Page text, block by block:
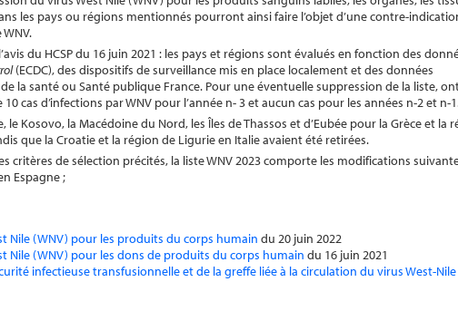
les pays ou régions mentionnés pourront ainsi faire l’objet d’une contre-
du HCSP du 16 juin 2021 : les pays et régions sont évalués en fonction des
(ECDC), des dispositifs de surveillance mis en place localement et des données
la santé ou Santé publique France. Pour une éventuelle suppression de la liste,
cas d’infections par WNV pour l’année n- 3 et aucun cas pour les années n-2 et n-
Kosovo, la Macédoine du Nord, les Îles de Thassos et d’Eubée pour la Grèce et la
que la Croatie et la région de Ligurie en Italie avaient été retirées.
critères de sélection précités, la liste WNV 2023 comporte les modifications
Espagne ;
Nile (WNV) pour les produits du corps humain du 20 juin 2022
Nile (WNV) pour les dons de produits du corps humain du 16 juin 2021
infectieuse transfusionnelle et de la greffe liée à la circulation du virus West-Nile